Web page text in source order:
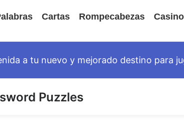
Cartas Rompecabezas Casino
a tu nuevo y mejorado destino para
Puzzles